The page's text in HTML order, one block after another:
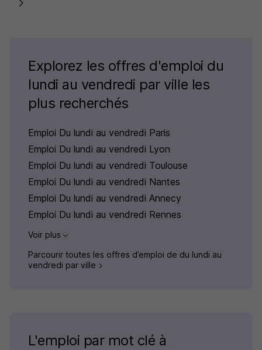
Explorez les offres d'emploi du
lundi au vendredi par ville les
plus recherchés
Emploi Du lundi au vendredi Paris
Emploi Du lundi au vendredi Lyon
Emploi Du lundi au vendredi Toulouse
Emploi Du lundi au vendredi Nantes
Emploi Du lundi au vendredi Annecy
Emploi Du lundi au vendredi Rennes
Voir plus
Parcourir toutes les offres d’emploi de du lundi au
vendredi par ville
L'emploi par mot clé à